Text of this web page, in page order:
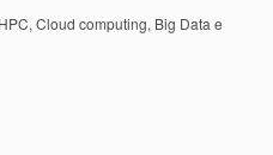
Cloud computing, Big Data e